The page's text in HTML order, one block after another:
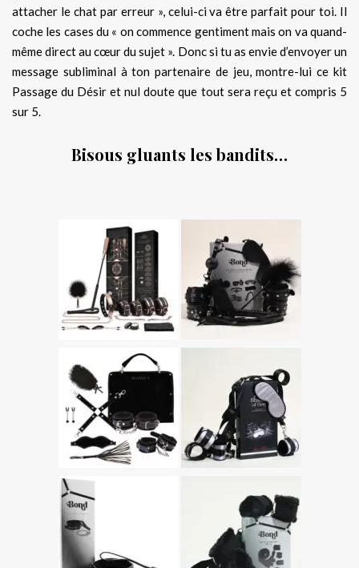
attacher le chat par erreur », celui-ci va être parfait pour toi. Il
coche les cases du « on commence gentiment mais on va quand-
même direct au cœur du sujet ». Donc si tu as envie d’envoyer un
message subliminal à ton partenaire de jeu, montre-lui ce kit
Passage du Désir et nul doute que tout sera reçu et compris 5
sur 5.
Bisous gluants les bandits…